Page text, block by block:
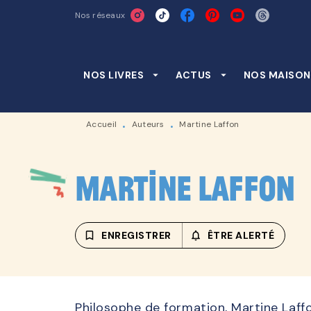
RECHERCHE CONTENU
Nos réseaux
NOS LIVRES arrow_drop_down ACTUS arrow_drop_down NOS
Accueil • Auteurs • Martine Laffon
Martine Laffon
bookmark_border ENREGISTRER notifications_none_outlined
ÊTRE ALERTÉ
Philosophe de formation, Martine